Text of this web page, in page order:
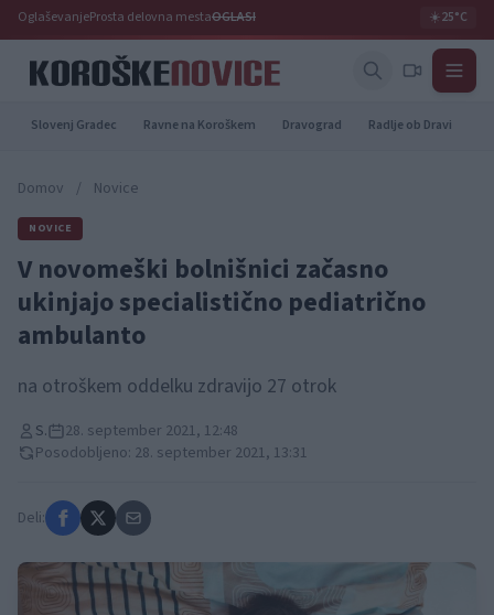
OglaševanjeProsta delovna mestaOGLASI ☀️25°C
Slovenj Gradec Ravne na Koroškem Dravograd Radlje ob Dravi
Domov / Novice
NOVICE
V novomeški bolnišnici začasno
ukinjajo specialistično pediatrično
ambulanto
na otroškem oddelku zdravijo 27 otrok
S.
28. september 2021, 12:48
Posodobljeno: 28. september 2021, 13:31
Deli: